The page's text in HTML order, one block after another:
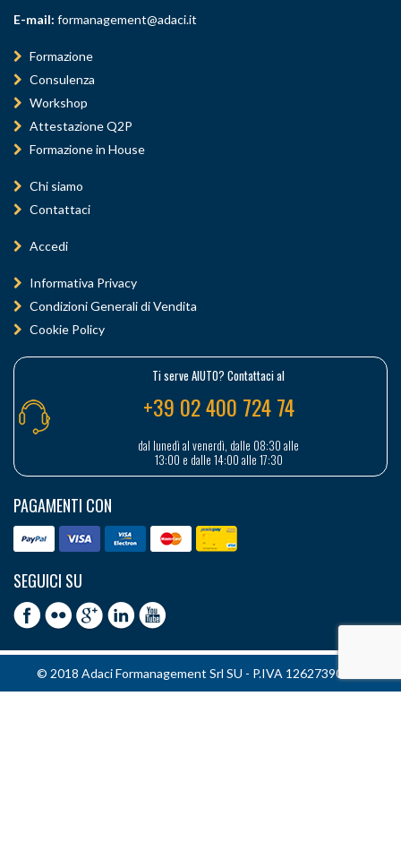
E-mail: formanagement@adaci.it
Formazione
Consulenza
Workshop
Attestazione Q2P
Formazione in House
Chi siamo
Contattaci
Accedi
Informativa Privacy
Condizioni Generali di Vendita
Cookie Policy
Ti serve AIUTO? Contattaci al
+39 02 400 724 74
dal lunedì al venerdì, dalle 08:30 alle
13:00 e dalle 14:00 alle 17:30
PAGAMENTI CON
SEGUICI SU
© 2018 Adaci Formanagement Srl SU - P.IVA 12627390151